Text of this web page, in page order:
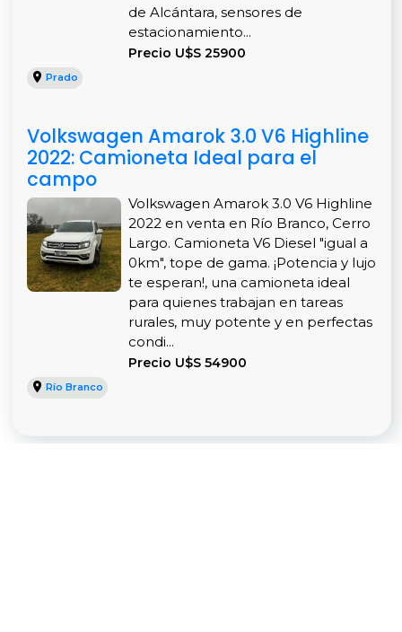
de Alcántara, sensores de
estacionamiento...
Precio U$S 25900
Prado
Volkswagen Amarok 3.0 V6 Highline
2022: Camioneta Ideal para el
campo
Volkswagen Amarok 3.0 V6 Highline
2022 en venta en Río Branco, Cerro
Largo. Camioneta V6 Diesel "igual a
0km", tope de gama. ¡Potencia y lujo
te esperan!, una camioneta ideal
para quienes trabajan en tareas
rurales, muy potente y en perfectas
condi...
Precio U$S 54900
Río Branco